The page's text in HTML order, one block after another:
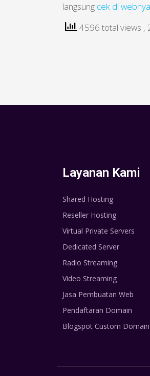
langsung cek di
4596 total views ,
Layanan Kami
Shared Hosting
Reseller Hosting
Virtual Private Servers
Dedicated Server
Radio Streaming
Video Streaming
Jasa Pembuatan Web
Pendaftaran Domain
Blogspot Custom Domain